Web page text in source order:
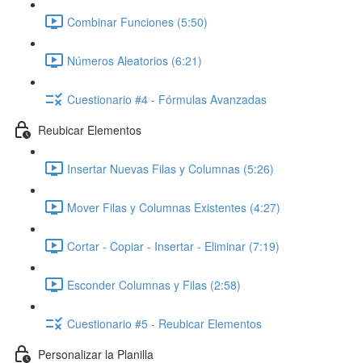
Combinar Funciones (5:50)
Números Aleatorios (6:21)
Cuestionario #4 - Fórmulas Avanzadas
Reubicar Elementos
Insertar Nuevas Filas y Columnas (5:26)
Mover Filas y Columnas Existentes (4:27)
Cortar - Copiar - Insertar - Eliminar (7:19)
Esconder Columnas y Filas (2:58)
Cuestionario #5 - Reubicar Elementos
Personalizar la Planilla